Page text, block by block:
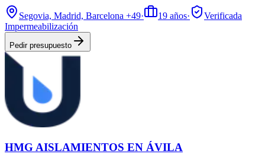
Segovia, Madrid, Barcelona +49· 19 años·
Verificada
Impermeabilización
Pedir presupuesto
HMG AISLAMIENTOS EN ÁVILA